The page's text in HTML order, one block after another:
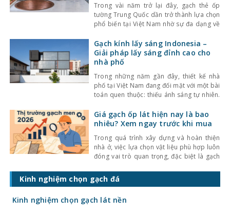
Trong vài năm trở lại đây, gạch thẻ ốp
tường Trung Quốc dần trở thành lựa chọn
phổ biến tại Việt Nam nhờ sự đa dạng về
Bên cạnh đó, chất lượng sản phẩm cũng
không ngừng được cải thiện, đáp ứng tốt
nhu cầu sử
Gạch kính lấy sáng Indonesia –
Giải pháp lấy sáng đỉnh cao cho
nhà phố
Trong những năm gần đây, thiết kế nhà
phố tại Việt Nam đang đối mặt với một bài
toán quen thuộc: thiếu ánh sáng tự nhiên.
che chắn bởi các công trình xung quanh,
khiến không gian trở nên bí bách và phụ
Giá gạch ốp lát hiện nay là bao
nhiêu? Xem ngay trước khi mua
Trong quá trình xây dựng và hoàn thiện
nhà ở, việc lựa chọn vật liệu phù hợp luôn
đóng vai trò quan trọng, đặc biệt là gạch
giá gạch ốp lát hiện nay còn quyết định
trực tiếp đến tổng chi phí công trình. Vậy
Kinh nghiệm chọn gạch đá
Kinh nghiệm chọn gạch lát nền